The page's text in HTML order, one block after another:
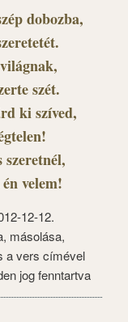
dobozba,
szét.
ki szíved,
velem!
12-12.
másolása,
a vers címével
jog fenntartva